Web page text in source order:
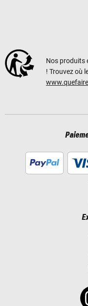
Nos produits
! Trouvez où